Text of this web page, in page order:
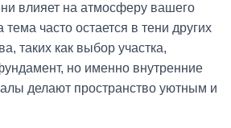
влияет на атмосферу вашего
тема часто остается в тени других
таких как выбор участка,
но именно внутренние
делают пространство уютным и